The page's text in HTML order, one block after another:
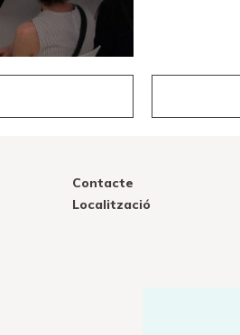
Contacte
Localització